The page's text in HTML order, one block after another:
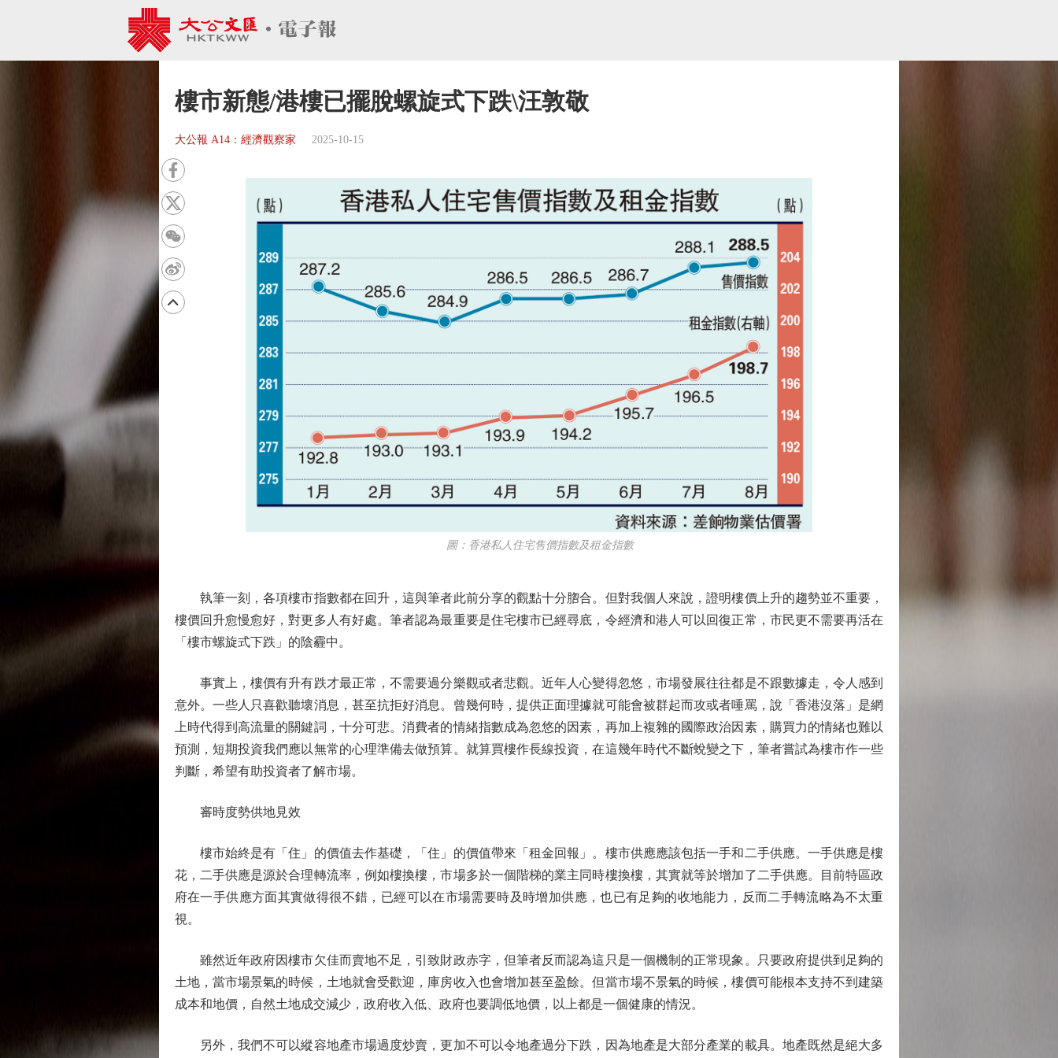
樓市新態/港樓已擺脫螺旋式下跌\汪敦敬
大公報 A14：經濟觀察家 2025-10-15
圖：香港私人住宅售價指數及租金指數
執筆一刻，各項樓市指數都在回升，這與筆者此前分享的觀點十分脗合。但對我個人來說，證明樓價上升的趨勢並不重要，
樓價回升愈慢愈好，對更多人有好處。筆者認為最重要是住宅樓市已經尋底，令經濟和港人可以回復正常，市民更不需要再活在
「樓市螺旋式下跌」的陰霾中。
事實上，樓價有升有跌才最正常，不需要過分樂觀或者悲觀。近年人心變得忽悠，市場發展往往都是不跟數據走，令人感到
意外。一些人只喜歡聽壞消息，甚至抗拒好消息。曾幾何時，提供正面理據就可能會被群起而攻或者唾罵，說「香港沒落」是網
上時代得到高流量的關鍵詞，十分可悲。消費者的情緒指數成為忽悠的因素，再加上複雜的國際政治因素，購買力的情緒也難以
預測，短期投資我們應以無常的心理準備去做預算。就算買樓作長線投資，在這幾年時代不斷蛻變之下，筆者嘗試為樓市作一些
判斷，希望有助投資者了解市場。
審時度勢供地見效
樓市始終是有「住」的價值去作基礎，「住」的價值帶來「租金回報」。樓市供應應該包括一手和二手供應。一手供應是樓
花，二手供應是源於合理轉流率，例如樓換樓，市場多於一個階梯的業主同時樓換樓，其實就等於增加了二手供應。目前特區政
府在一手供應方面其實做得很不錯，已經可以在市場需要時及時增加供應，也已有足夠的收地能力，反而二手轉流略為不太重
視。
雖然近年政府因樓市欠佳而賣地不足，引致財政赤字，但筆者反而認為這只是一個機制的正常現象。只要政府提供到足夠的
土地，當市場景氣的時候，土地就會受歡迎，庫房收入也會增加甚至盈餘。但當市場不景氣的時候，樓價可能根本支持不到建築
成本和地價，自然土地成交減少，政府收入低、政府也要調低地價，以上都是一個健康的情況。
另外，我們不可以縱容地產市場過度炒賣，更加不可以令地產過分下跌，因為地產是大部分產業的載具。地產既然是絕大多